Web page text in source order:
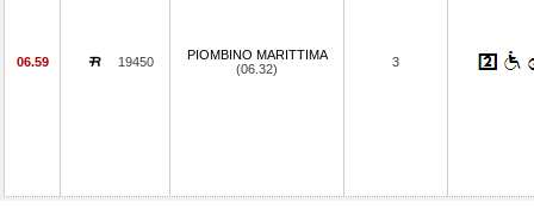
06.59 19450
PIOMBINO MARITTIMA
(06.32)
3